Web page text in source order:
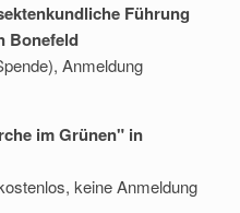
Führung
Bonefeld
Anmeldung
im Grünen" in
keine Anmeldung